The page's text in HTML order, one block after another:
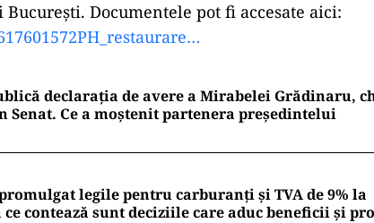
Documentele pot fi accesate aici:
declarația de avere a Mirabelei Grădinaru,
Senat. Ce a moștenit partenera președintelui
legile pentru carburanți și TVA de 9% la
ce contează sunt deciziile care aduc beneficii și